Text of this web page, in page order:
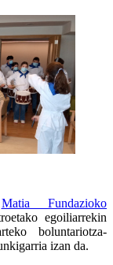
Matia Fundazioko
egoiliarrekin
boluntariotza-
izan da.